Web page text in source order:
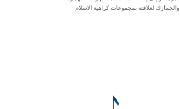
والجمارك لعلاقته بمجموعات كراهية الاسلام